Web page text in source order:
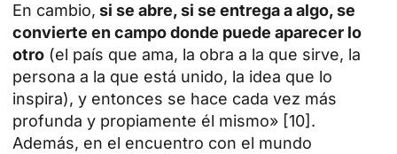
En cambio, si se abre, si se entrega a algo, se
convierte en campo donde puede aparecer lo
otro (el país que ama, la obra a la que sirve, la
persona a la que está unido, la idea que lo
inspira), y entonces se hace cada vez más
profunda y propiamente él mismo» [10].
Además, en el encuentro con el mundo